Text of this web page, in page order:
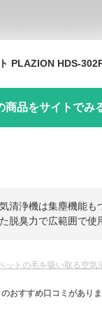
商品をサイトでみ
清浄機は集塵機能も
脱臭力で広範囲で使
ットの毛を吸い取る空気
のおすすめ口コミがあり